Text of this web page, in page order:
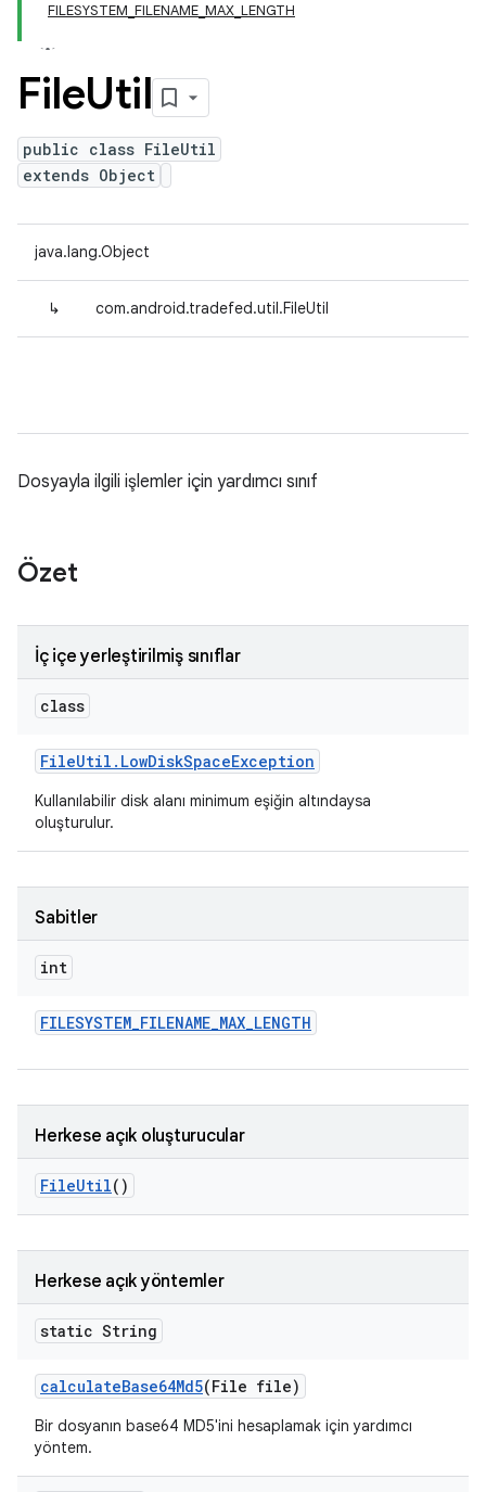
FILESYSTEM_FILENAME_MAX_LENGTH
FileUtil
public class FileUtil
extends Object
java.lang.Object
↳ com.android.tradefed.util.FileUtil
Dosyayla ilgili işlemler için yardımcı sınıf
Özet
İç içe yerleştirilmiş sınıflar
class
FileUtil . LowDiskSpaceException
Kullanılabilir disk alanı minimum eşiğin altındaysa
oluşturulur.
Sabitler
int
FILESYSTEM_FILENAME_MAX_LENGTH
Herkese açık oluşturucular
FileUtil()
Herkese açık yöntemler
static String
calculateBase64Md5(File file)
Bir dosyanın base64 MD5'ini hesaplamak için yardımcı
yöntem.